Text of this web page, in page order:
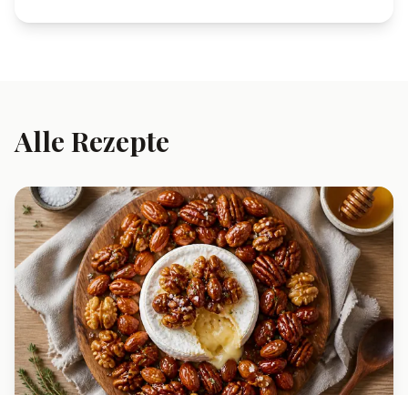
Alle Rezepte